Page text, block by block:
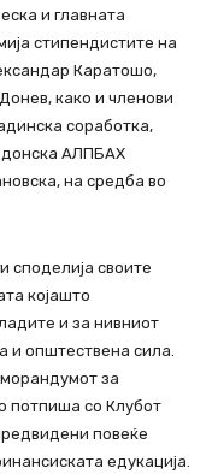
и главната
стипендистите на
Каратошо,
како и членови
соработка,
АЛПБАХ
на средба во
споделија своите
којашто
и за нивниот
и општествена сила.
за
потпиша со Клубот
повеќе
едукација.